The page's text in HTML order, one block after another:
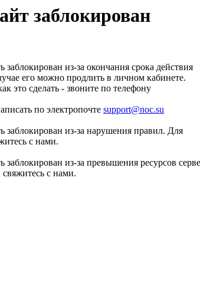
заблокирован
из-за окончания срока действия
его можно продлить в личном кабинете.
это сделать - звоните по телефону
по электропочте support@noc.su
заблокирован из-за нарушения правил. Для
с нами.
заблокирован из-за превышения ресурсов
с нами.